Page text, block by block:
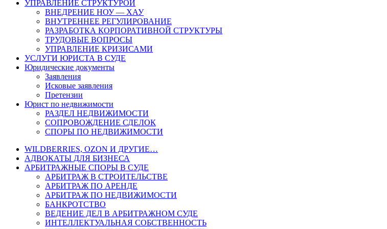
УПРАВЛЕНИЕ СТРУКТУРОЙ
ВНЕДРЕНИЕ НОУ — ХАУ
ВНУТРЕННЕЕ РЕГУЛИРОВАНИЕ
РАЗРАБОТКА КОРПОРАТИВНОЙ СТРУКТУРЫ
ТРУДОВЫЕ ВОПРОСЫ
УПРАВЛЕНИЕ КРИЗИСАМИ
УСЛУГИ ЮРИСТА В СУДЕ
Юридические документы
Заявления
Исковые заявления
Претензии
Юрист по недвижимости
РАЗДЕЛ НЕДВИЖИМОСТИ
СОПРОВОЖДЕНИЕ СДЕЛОК
СПОРЫ ПО НЕДВИЖИМОСТИ
WILDBERRIES, OZON И ДРУГИЕ…
АДВОКАТЫ ДЛЯ БИЗНЕСА
АРБИТРАЖНЫЕ СПОРЫ В СУДЕ
АРБИТРАЖ В СТРОИТЕЛЬСТВЕ
АРБИТРАЖ ПО АРЕНДЕ
АРБИТРАЖ ПО НЕДВИЖИМОСТИ
БАНКРОТСТВО
ВЕДЕНИЕ ДЕЛ В АРБИТРАЖНОМ СУДЕ
ИНТЕЛЛЕКТУАЛЬНАЯ СОБСТВЕННОСТЬ